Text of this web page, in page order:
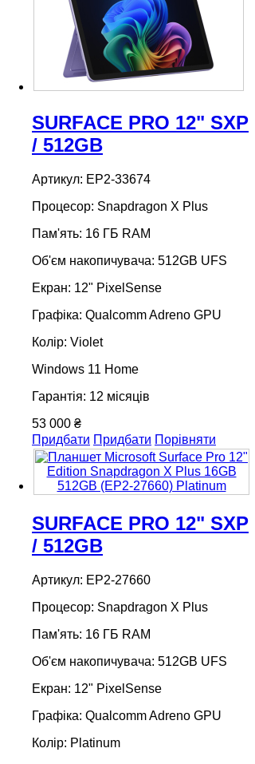
SURFACE PRO 12" SXP
/ 512GB
Артикул: EP2-33674
Процесор: Snapdragon X Plus
Пам'ять: 16 ГБ RAM
Об'єм накопичувача: 512GB UFS
Екран: 12" PixelSense
Графіка: Qualcomm Adreno GPU
Колір: Violet
Windows 11 Home
Гарантія: 12 місяців
53 000 ₴
Придбати Придбати Порівняти
SURFACE PRO 12" SXP
/ 512GB
Артикул: EP2-27660
Процесор: Snapdragon X Plus
Пам'ять: 16 ГБ RAM
Об'єм накопичувача: 512GB UFS
Екран: 12" PixelSense
Графіка: Qualcomm Adreno GPU
Колір: Platinum